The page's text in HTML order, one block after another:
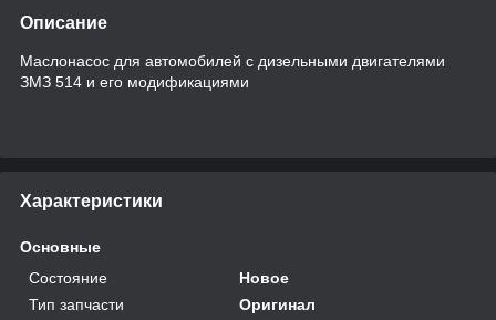
Описание
Маслонасос для автомобилей с дизельными двигателями
ЗМЗ 514 и его модификациями
Характеристики
Основные
Состояние
Новое
Тип запчасти
Оригинал